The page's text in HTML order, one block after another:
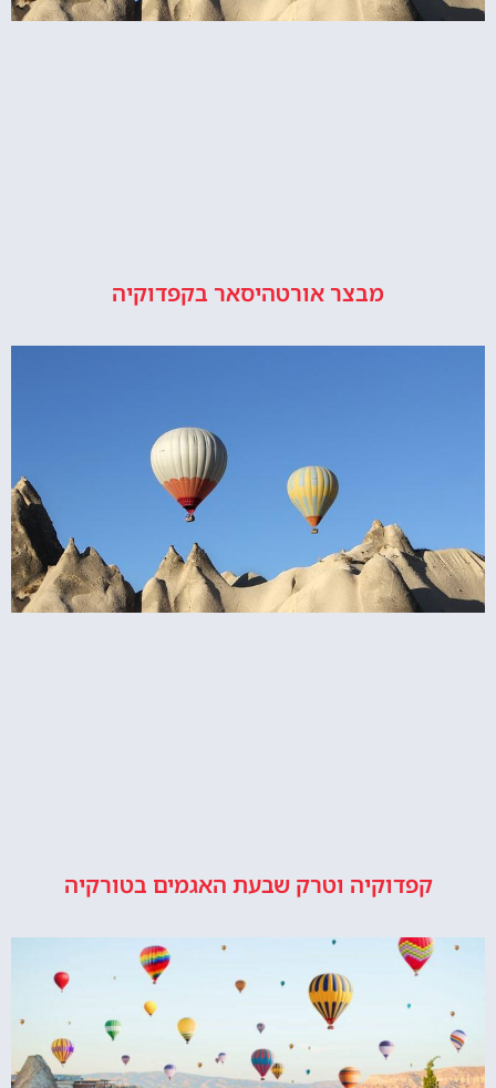
מבצר אורטהיסאר בקפדוקיה
קפדוקיה וטרק שבעת האגמים בטורקיה